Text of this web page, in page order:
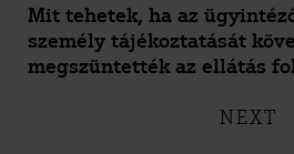
Mit tehetek, ha az
személy tájékoztatását
megszüntették az ellátás
NEXT